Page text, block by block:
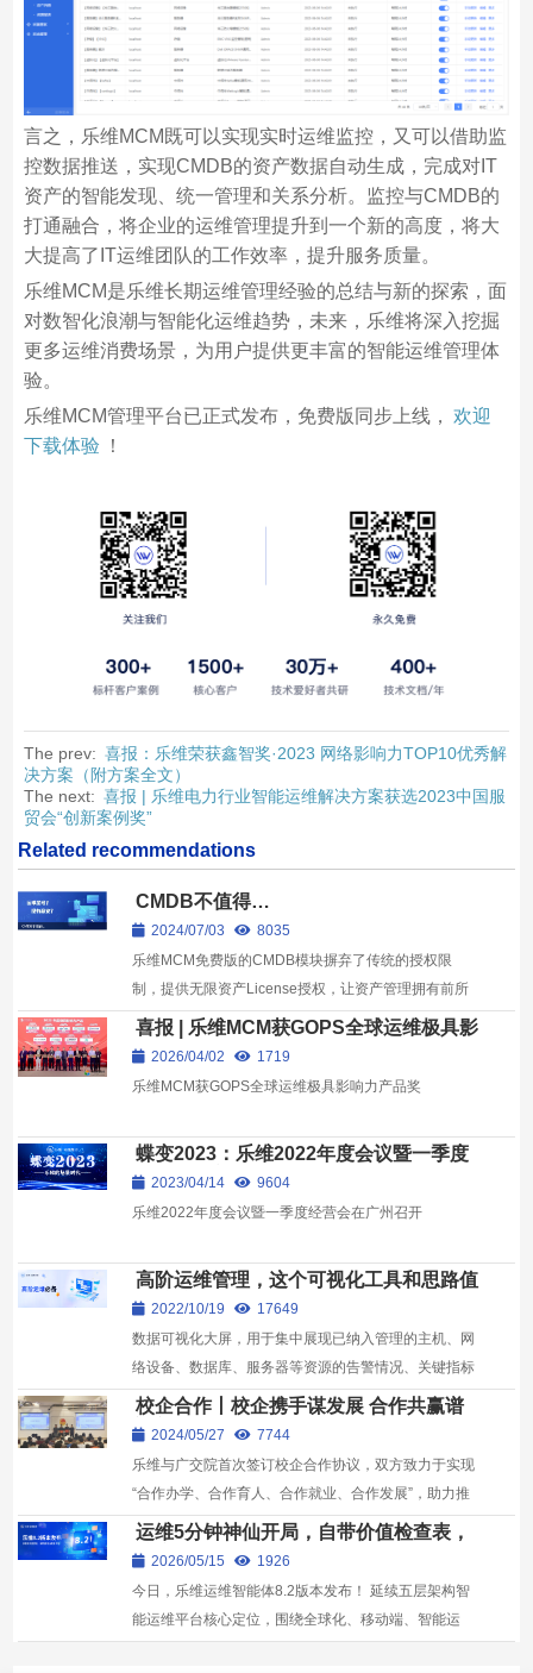
言之，乐维MCM既可以实现实时运维监控，又可以借助监
控数据推送，实现CMDB的资产数据自动生成，完成对IT
资产的智能发现、统一管理和关系分析。监控与CMDB的
打通融合，将企业的运维管理提升到一个新的高度，将大
大提高了IT运维团队的工作效率，提升服务质量。
乐维MCM是乐维长期运维管理经验的总结与新的探索，面
对数智化浪潮与智能化运维趋势，未来，乐维将深入挖掘
更多运维消费场景，为用户提供更丰富的智能运维管理体
验。
乐维MCM管理平台已正式发布，免费版同步上线， 欢迎
下载体验
！
The prev: 喜报：乐维荣获鑫智奖·2023 网络影响力TOP10优秀解
决方案（附方案全文）
The next: 喜报 | 乐维电力行业智能运维解决方案获选2023中国服
贸会“创新案例奖”
Related recommendations
CMDB不值得…
2024/07/03
8035
乐维MCM免费版的CMDB模块摒弃了传统的授权限
制，提供无限资产License授权，让资产管理拥有前所
未有的自由度。无论企业规模如何扩展，资产数量如何
增长，CMDB...
喜报 | 乐维MCM获GOPS全球运维极具影
响力产品奖
2026/04/02
1719
乐维MCM获GOPS全球运维极具影响力产品奖
蝶变2023：乐维2022年度会议暨一季度
经营会在广州召开
2023/04/14
9604
乐维2022年度会议暨一季度经营会在广州召开
高阶运维管理，这个可视化工具和思路值
得看看
2022/10/19
17649
数据可视化大屏，用于集中展现已纳入管理的主机、网
络设备、数据库、服务器等资源的告警情况、关键指标
等，更直观的展现系统运行情况，操作简单，内容丰
富，...
校企合作丨校企携手谋发展 合作共赢谱
新章2024/05/27
7744
乐维与广交院首次签订校企合作协议，双方致力于实现
“合作办学、合作育人、合作就业、合作发展”，助力推
进广交院“工学结合”教学模式改革
运维5分钟神仙开局，自带价值检查表，
乐维8.2来了！
2026/05/15
1926
今日，乐维运维智能体8.2版本发布！ 延续五层架构智
能运维平台核心定位，围绕全球化、移动端、智能运